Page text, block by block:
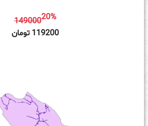
14900020%
119200 تومان